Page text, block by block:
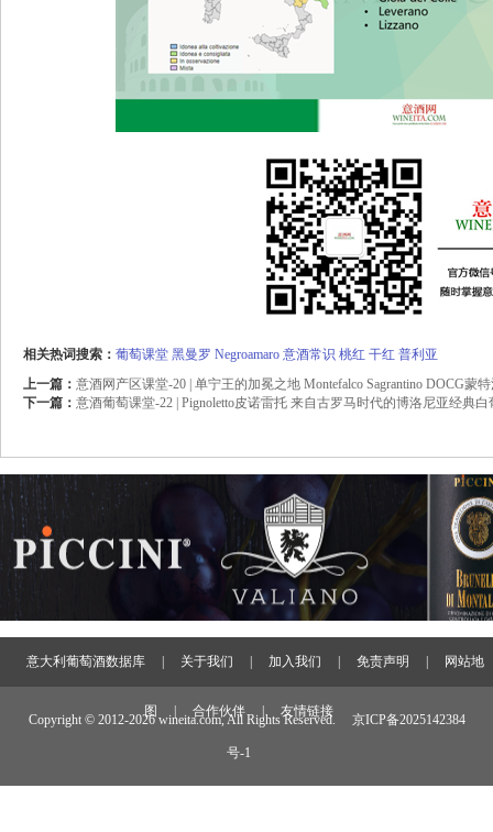
相关热词搜索： 葡萄课堂 黑曼罗 Negroamaro 意酒常识 桃红 干红 普利亚
上一篇： 意酒网产区课堂-20 | 单宁王的加冕之地 Montefalco Sagrantino DOCG蒙
下一篇： 意酒葡萄课堂-22 | Pignoletto皮诺雷托 来自古罗马时代的博洛尼亚经典白
意大利葡萄酒数据库 关于我们 加入我们 免责声明 网站地
图 合作伙伴 友情链接
Copyright © 2012-2026 wineita.com, All Rights Reserved. 京ICP备2025142384
号-1